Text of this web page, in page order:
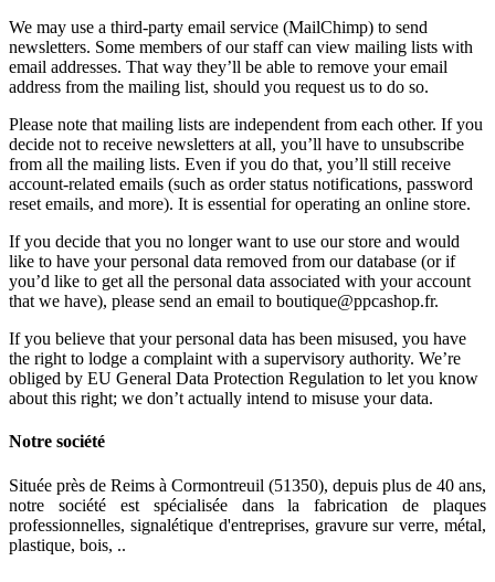
We may use a third-party email service (MailChimp) to send
newsletters. Some members of our staff can view mailing lists with
email addresses. That way they’ll be able to remove your email
address from the mailing list, should you request us to do so.
Please note that mailing lists are independent from each other. If you
decide not to receive newsletters at all, you’ll have to unsubscribe
from all the mailing lists. Even if you do that, you’ll still receive
account-related emails (such as order status notifications, password
reset emails, and more). It is essential for operating an online store.
If you decide that you no longer want to use our store and would
like to have your personal data removed from our database (or if
you’d like to get all the personal data associated with your account
that we have), please send an email to boutique@ppcashop.fr.
If you believe that your personal data has been misused, you have
the right to lodge a complaint with a supervisory authority. We’re
obliged by EU General Data Protection Regulation to let you know
about this right; we don’t actually intend to misuse your data.
Notre société
Située près de Reims à Cormontreuil (51350), depuis plus de 40 ans,
notre société est spécialisée dans la fabrication de plaques
professionnelles, signalétique d'entreprises, gravure sur verre, métal,
plastique, bois, ..